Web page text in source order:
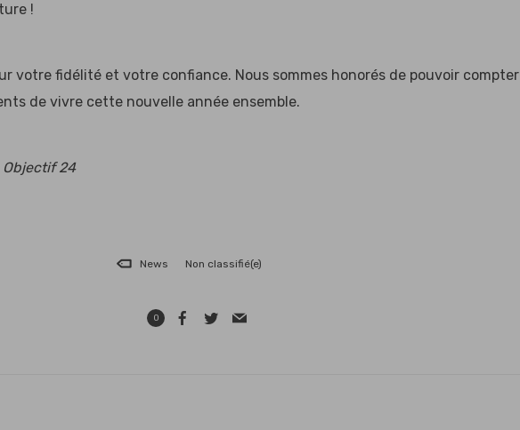
!
votre fidélité et votre confiance. Nous sommes honorés de pouvoir compter
de vivre cette nouvelle année ensemble.
Objectif 24
News Non classifié(e)
0